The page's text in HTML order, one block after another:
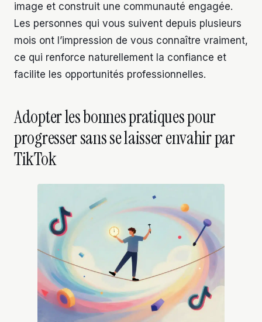
image et construit une communauté engagée.
Les personnes qui vous suivent depuis plusieurs
mois ont l’impression de vous connaître vraiment,
ce qui renforce naturellement la confiance et
facilite les opportunités professionnelles.
Adopter les bonnes pratiques pour
progresser sans se laisser envahir par
TikTok